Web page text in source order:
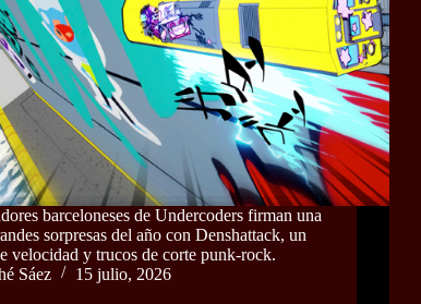
barceloneses de Undercoders firman una
sorpresas del año con Denshattack, un
velocidad y trucos de corte punk-rock.
Sáez
15 julio, 2026